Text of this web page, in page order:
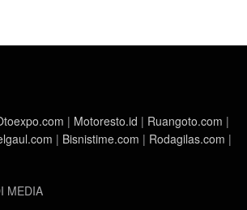
| Motoresto.id | Ruangoto.com |
| Bisnistime.com | Rodagilas.com |
MEDIA